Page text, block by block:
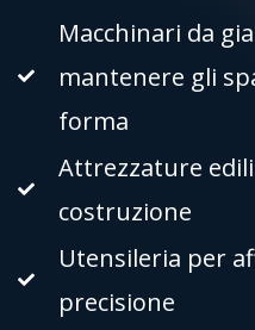
Macchinari da
mantenere gli
forma
Attrezzature
costruzione
Utensileria per
precisione